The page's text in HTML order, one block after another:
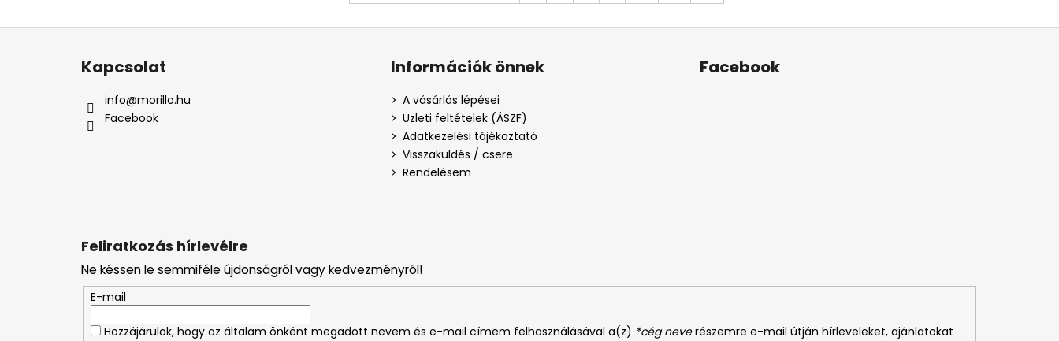
L
Feliratkozás hírlevélre
Ne késsen le semmiféle újdonságról vagy kedvezményről!
E-mail
Hozzájárulok, hogy az általam önként megadott nevem és e-mail címem felhasználásával a(z) *cég neverészemre e-mail útján hírleveleket, ajánlatokat
Kapcsolat
info@morillo.hu
Facebook
Információk önnek
A vásárlás lépései
Üzleti feltételek (ÁSZF)
Adatkezelési tájékoztató
Visszaküldés / csere
Rendelésem
Facebook